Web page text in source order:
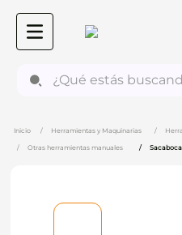
Herramientas y Maquinarias
Otras herramientas manuales